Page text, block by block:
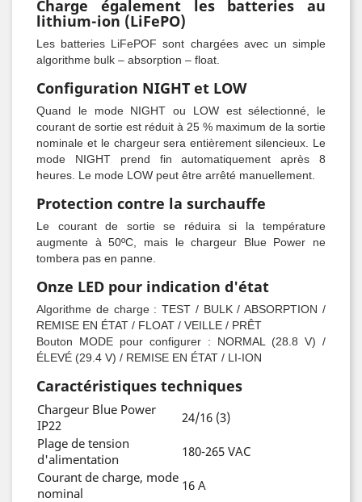
Charge également les batteries au
lithium-ion (LiFePO)
Les batteries LiFePOF sont chargées avec un simple
algorithme bulk – absorption – float.
Configuration NIGHT et LOW
Quand le mode NIGHT ou LOW est sélectionné, le
courant de sortie est réduit à 25 % maximum de la sortie
nominale et le chargeur sera entièrement silencieux. Le
mode NIGHT prend fin automatiquement après 8
heures. Le mode LOW peut être arrêté manuellement.
Protection contre la surchauffe
Le courant de sortie se réduira si la température
augmente à 50ºC, mais le chargeur Blue Power ne
tombera pas en panne.
Onze LED pour indication d'état
Algorithme de charge : TEST / BULK / ABSORPTION /
REMISE EN ÉTAT / FLOAT / VEILLE / PRÊT
Bouton MODE pour configurer : NORMAL (28.8 V) /
ÉLEVÉ (29.4 V) / REMISE EN ÉTAT / LI-ION
Caractéristiques techniques
Chargeur Blue Power
IP22
24/16 (3)
Plage de tension
d'alimentation
180-265 VAC
Courant de charge, mode
nominal
16 A